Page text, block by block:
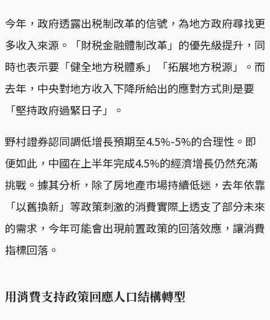
今年，政府透露出税制改革的信號，為地方政府尋找更
多收入來源。「財税金融體制改革」的優先級提升，同
時也表示要「健全地方税體系」「拓展地方税源」。而
去年，中央對地方收入下降所給出的應對方式則是要
「堅持政府過緊日子」。
野村證券認同調低增長預期至4.5%-5%的合理性。即
便如此，中國在上半年完成4.5%的經濟增長仍然充滿
挑戰。據其分析，除了房地產市場持續低迷，去年依靠
「以舊換新」等政策刺激的消費實際上透支了部分未來
的需求，今年可能會出現前置政策的回落效應，讓消費
指標回落。
用消費支持政策回應人口結構轉型